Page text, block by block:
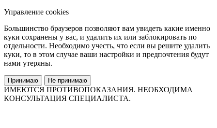
Управление cookies
Большинство браузеров позволяют вам увидеть какие именно
куки сохранены у вас, и удалить их или заблокировать по
отдельности. Необходимо учесть, что если вы решите удалить
куки, то в этом случае ваши настройки и предпочтения будут
нами утеряны.
Принимаю Не принимаю
ИМЕЮТСЯ ПРОТИВОПОКАЗАНИЯ. НЕОБХОДИМА
КОНСУЛЬТАЦИЯ СПЕЦИАЛИСТА.